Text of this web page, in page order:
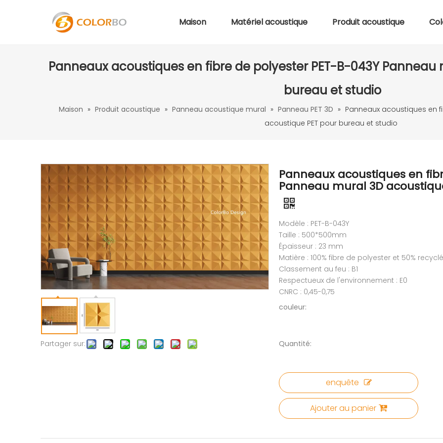
Maison Matériel acoustique Produit acoustique
Panneaux acoustiques en fibre de polyester PET-B-043Y Panneau
bureau et studio
Maison » Produit acoustique » Panneau acoustique mural » Panneau PET 3D » Panneaux acoustiques en
acoustique PET pour bureau et studio
Partager sur:
Panneaux acoustiques en
Panneau mural 3D
Modèle : PET-B-043Y
Taille : 500*500mm
Épaisseur : 23 mm
Matière : 100% fibre de polyester et 50% recyclé
Classement au feu : B1
Respectueux de l'environnement : E0
CNRC : 0,45-0,75
couleur:
Quantité:
enquête
Ajouter au panier